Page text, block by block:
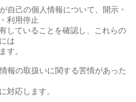
自己の個人情報について、開示・
利用停止
していることを確認し、これらの
は
す。
報の取扱いに関する苦情があった
対応します。